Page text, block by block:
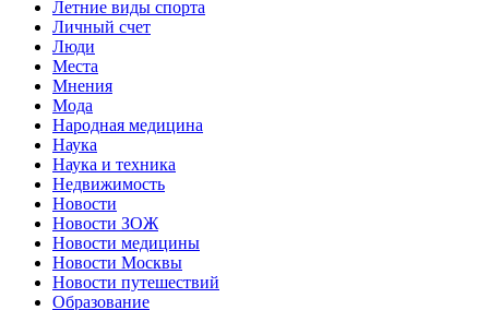
Летние виды спорта
Личный счет
Люди
Места
Мнения
Мода
Народная медицина
Наука
Наука и техника
Недвижимость
Новости
Новости ЗОЖ
Новости медицины
Новости Москвы
Новости путешествий
Образование